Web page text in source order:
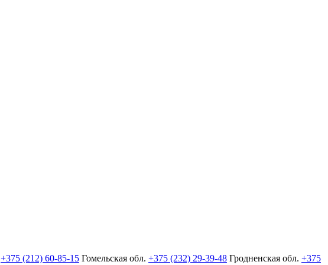
+375 (212) 60-85-15 Гомельская обл. +375 (232) 29-39-48 Гродненская обл. +375